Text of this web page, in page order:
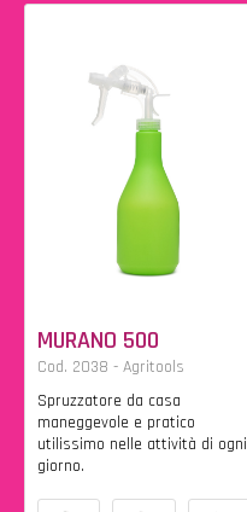
MURANO 500
Cod. 2038 - Agritools
Spruzzatore da casa
maneggevole e pratico
utilissimo nelle attività di ogni
giorno.